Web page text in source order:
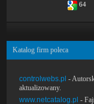
64
Katalog firm poleca
controlwebs.pl -
aktualizowany.
www.netcatalog.pl -